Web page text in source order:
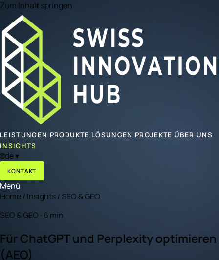
Zum Inhalt springen
LEISTUNGEN PRODUKTE LÖSUNGEN PROJEKTE ÜBER UNS
INSIGHTS
🌐de▾
KONTAKT
Menü
Home/ Insights/ SEO & GEO
SEO & GEO · 6 min
Für ChatGPT und Perplexity optimieren
(AEO)